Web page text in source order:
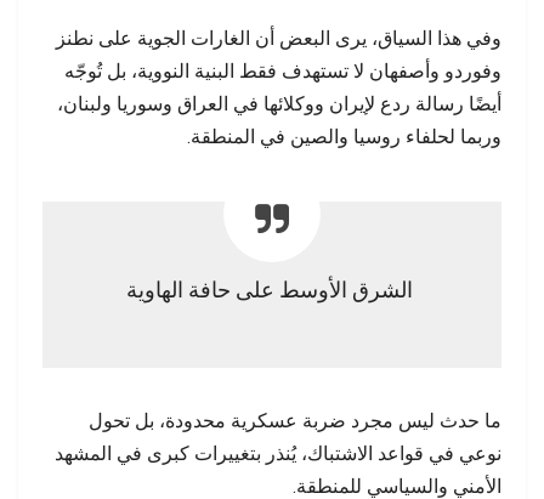
وفي هذا السياق، يرى البعض أن الغارات الجوية على نطنز
وفوردو وأصفهان لا تستهدف فقط البنية النووية، بل تُوجّه
أيضًا رسالة ردع لإيران ووكلائها في العراق وسوريا ولبنان،
وربما لحلفاء روسيا والصين في المنطقة.
الشرق الأوسط على حافة الهاوية
ما حدث ليس مجرد ضربة عسكرية محدودة، بل تحول
نوعي في قواعد الاشتباك، يُنذر بتغييرات كبرى في المشهد
الأمني والسياسي للمنطقة.